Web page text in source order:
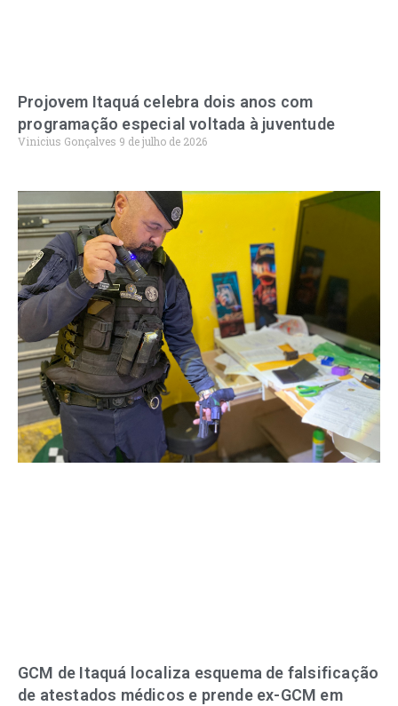
Projovem Itaquá celebra dois anos com
programação especial voltada à juventude
Vinicius Gonçalves 9 de julho de 2026
GCM de Itaquá localiza esquema de falsificação
de atestados médicos e prende ex-GCM em